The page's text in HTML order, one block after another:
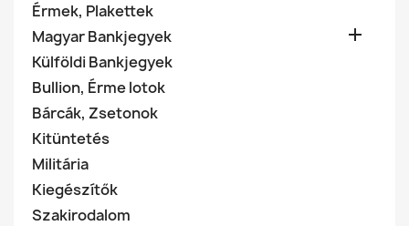
Érmek, Plakettek
Magyar Bankjegyek

Külföldi Bankjegyek
Bullion, Érme lotok
Bárcák, Zsetonok
Kitüntetés
Militária
Kiegészítők
Szakirodalom